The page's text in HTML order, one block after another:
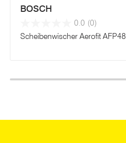
BOSCH
0.0 (0)
Scheibenwischer Aerofit AFP48